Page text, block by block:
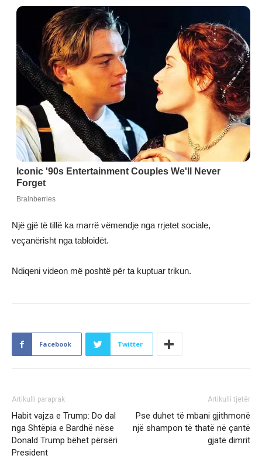
Një gjë të tillë ka marrë vëmendje nga rrjetet sociale,
veçanërisht nga tabloidët.
Ndiqeni videon më poshtë për ta kuptuar trikun.
Facebook Twitter
Artikulli paraprak
Habit vajza e Trump: Do dal
nga Shtëpia e Bardhë nëse
Donald Trump bëhet përsëri
President
Artikulli tjetër
Pse duhet të mbani gjithmonë
një shampon të thatë në çantë
gjatë dimrit